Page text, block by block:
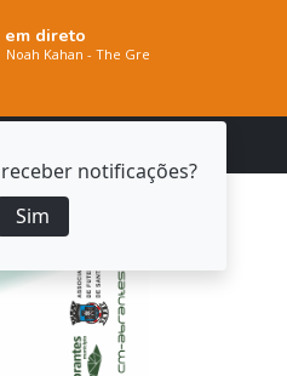
notificações?
Sim
em direto